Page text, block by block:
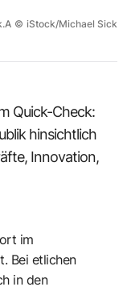
© iStock/Michael Sick
Quick-Check:
hinsichtlich
Innovation,
im
Bei etlichen
in den